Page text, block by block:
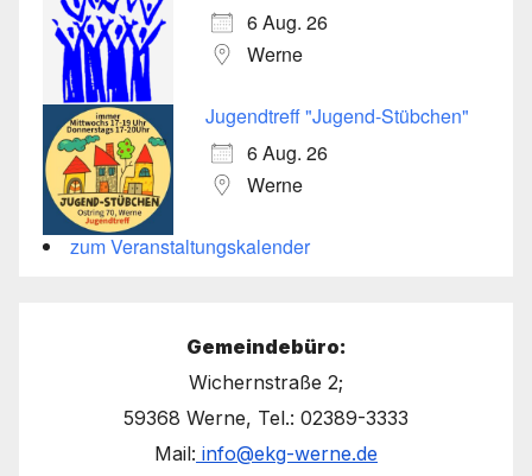
6 Aug. 26
Werne
Jugendtreff "Jugend-Stübchen"
6 Aug. 26
Werne
zum Veranstaltungskalender
Gemeindebüro:
Wichernstraße 2;
59368 Werne, Tel.: 02389-3333
Mail: info@ekg-werne.de